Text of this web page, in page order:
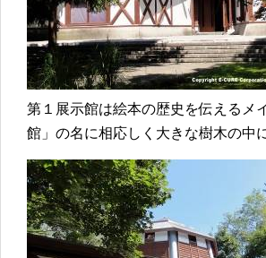
第１展示館は絵本の歴史を伝えるメ
館」の名に相応しく大きな樹木の中